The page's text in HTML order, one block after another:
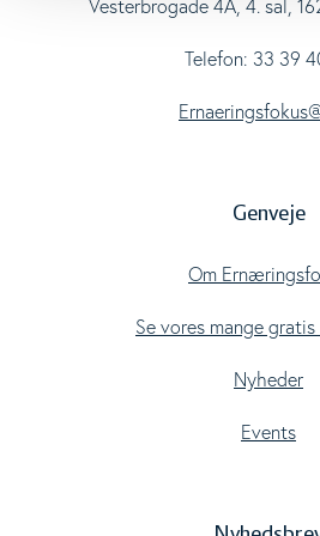
Vesterbrogade 4A, 4. sal,
Telefon: 33 39
Genveje
Om
Se vores mange
Nyheder
Events